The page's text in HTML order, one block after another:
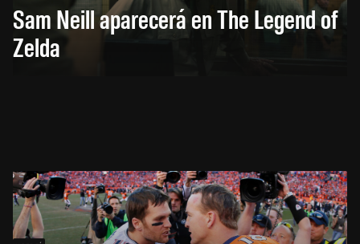
Sam Neill aparecerá en The Legend of
Zelda